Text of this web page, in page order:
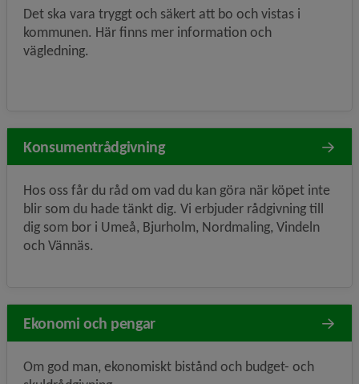
Det ska vara tryggt och säkert att bo och vistas i
kommunen. Här finns mer information och
vägledning.
Konsumentrådgivning
Hos oss får du råd om vad du kan göra när köpet inte
blir som du hade tänkt dig. Vi erbjuder rådgivning till
dig som bor i Umeå, Bjurholm, Nordmaling, Vindeln
och Vännäs.
Ekonomi och pengar
Om god man, ekonomiskt bistånd och budget- och